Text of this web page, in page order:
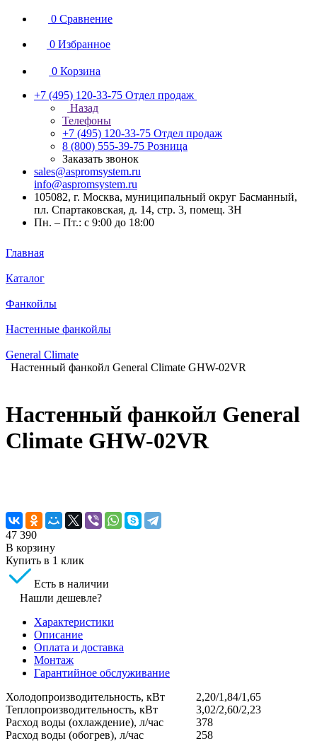
0 Сравнение
0 Избранное
0 Корзина
+7 (495) 120-33-75 Отдел продаж
Назад
Телефоны
+7 (495) 120-33-75 Отдел продаж
8 (800) 555-39-75 Розница
Заказать звонок
sales@aspromsystem.ru
info@aspromsystem.ru
105082, г. Москва, муниципальный округ Басманный,
пл. Спартаковская, д. 14, стр. 3, помещ. 3Н
Пн. – Пт.: с 9:00 до 18:00
Главная
Каталог
Фанкойлы
Настенные фанкойлы
General Climate
Настенный фанкойл General Climate GHW-02VR
Настенный фанкойл General
Climate GHW-02VR
47 390
В корзину
Купить в 1 клик
Есть в наличии
Нашли дешевле?
Характеристики
Описание
Оплата и доставка
Монтаж
Гарантийное обслуживание
Холодопроизводительность, кВт
2,20/1,84/1,65
Теплопроизводительность, кВт
3,02/2,60/2,23
Расход воды (охлаждение), л/час
378
Расход воды (обогрев), л/час
258